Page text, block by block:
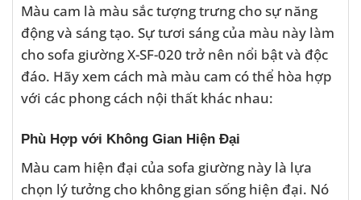
Màu cam là màu sắc tượng trưng cho sự năng
động và sáng tạo. Sự tươi sáng của màu này làm
cho sofa giường X-SF-020 trở nên nổi bật và độc
đáo. Hãy xem cách mà màu cam có thể hòa hợp
với các phong cách nội thất khác nhau:
Phù Hợp với Không Gian Hiện Đại
Màu cam hiện đại của sofa giường này là lựa
chọn lý tưởng cho không gian sống hiện đại. Nó